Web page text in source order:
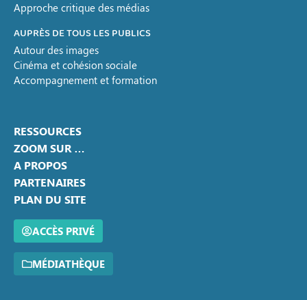
Approche critique des médias
AUPRÈS DE TOUS LES PUBLICS
Autour des images
Cinéma et cohésion sociale
Accompagnement et formation
RESSOURCES
ZOOM SUR …
A PROPOS
PARTENAIRES
PLAN DU SITE
ACCÈS PRIVÉ
MÉDIATHÈQUE